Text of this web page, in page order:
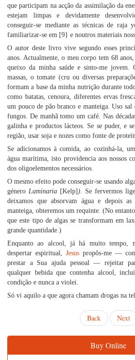
que participam na acção da assimilação da
estejam limpas e devidamente
conseguir-se mediante as técnicas de raja
familiarizar-se em [9} e noutros materiais
O autor deste livro vive segundo esses
anos. Actualmente, o meu corpo tem 68
queixo da minha saúde e sinto-me jovem.
massas, o tomate (cru ou diversas
formam a base da minha nutrição durante
como batatas, cenoura, diferentes ervas
um pouco de pão branco e manteiga. Uso sal
fungos. De manhã tomo um café. Nas
galinha e productos lácteos. Se se puder, e
região, usar soja e nozes como fonte de
Se adicionamos à comida, ao cozinhá-la,
água marítima, isto providencia aos nossos
dos oligoelementos necessários.
O mesmo efeito pode conseguir-se usando
género Laminaria [Kelp] ). Se fervermos
deixamos que absorvam água e depois
manteiga, obteremos um requinte. (No
que este tipo de algas se transformam em
grande quantidade.)
Enquanto ao alcool, já há muito tempo,
despertar espiritual, Jesus propôs-me —
prestar a Sua ajuda pessoal — rejeitar
qualquer bebida que contenha alcool,
condição e nunca a violei.
Só vi aquilo a que agora chamam drogas na
Back Next
Buy Online